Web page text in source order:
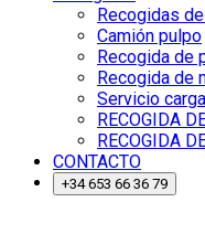
Recogidas
Camión pulpo
Recogida de
Recogida de
Servicio
RECOGIDA
RECOGIDA
CONTACTO
+34 653 66 36 79